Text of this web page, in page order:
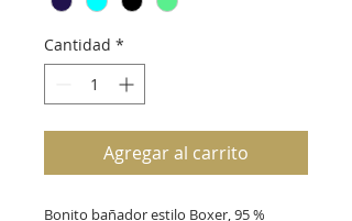
Cantidad *
Agregar al carrito
Bonito bañador estilo Boxer, 95 %